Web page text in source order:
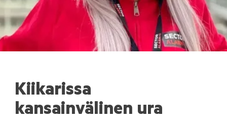
Kiikarissa
kansainvälinen ura